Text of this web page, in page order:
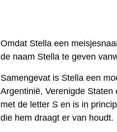
Omdat Stella een
de naam Stella te geven
Samengevat is Stella een
Argentinië, Verenigde
met de letter S en is in
die hem draagt er van houdt.